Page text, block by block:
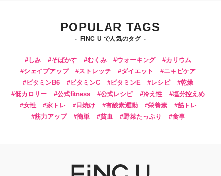
POPULAR TAGS
FiNC U で人気のタグ
しみ そばかす むくみ ウォーキング
カリウム
シェイプアップ
ストレッチ ダイエット
ニキビケア
ビタミンB6
ビタミンC ビタミンE レシピ
乾燥
低カロリー
公式fitness 公式レシピ 冷え性
塩分控えめ
女性
家トレ 日焼け 有酸素運動 栄養素
筋トレ
筋力アップ
簡単 貧血 野菜たっぷり 食事